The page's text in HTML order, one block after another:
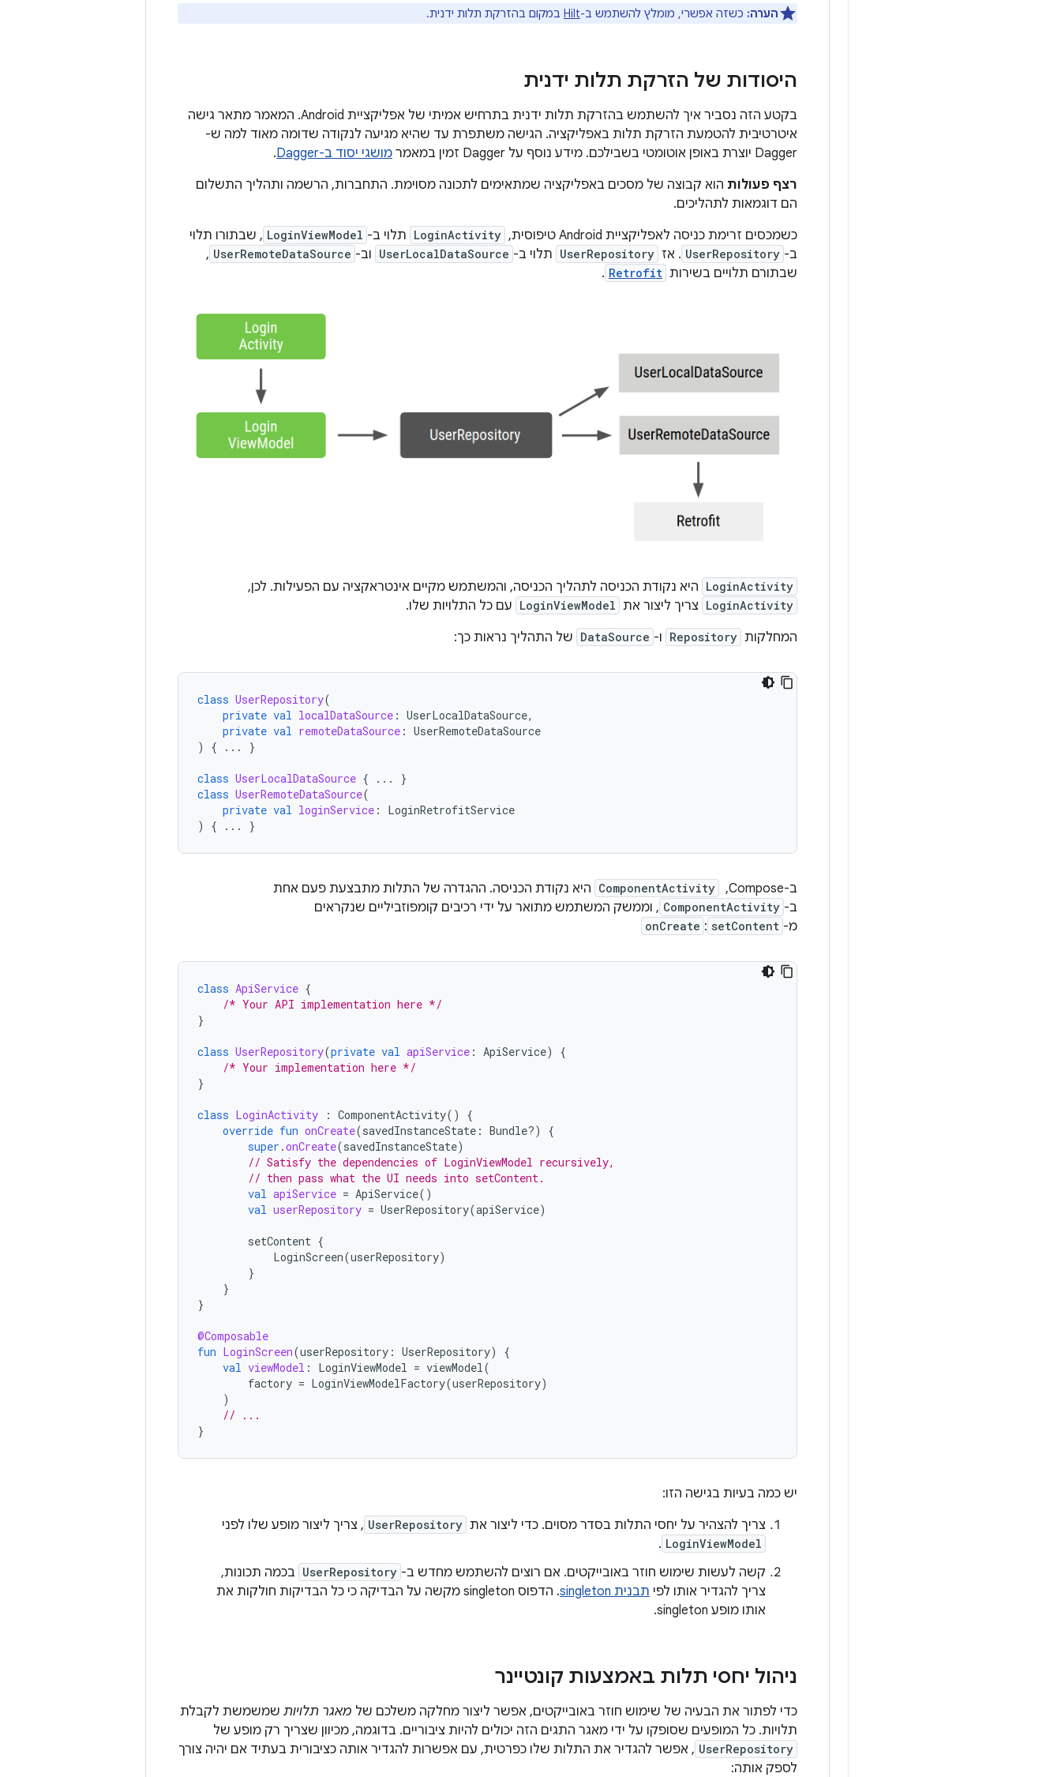
הערה: כשזה אפשרי, מומלץ להשתמש ב-Hilt במקום בהזרקת תלות ידנית.
היסודות של הזרקת תלות ידנית
בקטע הזה נסביר איך להשתמש בהזרקת תלות ידנית בתרחיש אמיתי של אפליקציית Android. המאמר מתאר גישה
איטרטיבית להטמעת הזרקת תלות באפליקציה. הגישה משתפרת עד שהיא מגיעה לנקודה שדומה מאוד למה ש-
Dagger יוצרת באופן אוטומטי בשבילכם. מידע נוסף על Dagger זמין במאמר
מושגי יסוד ב-Dagger
.
רצף פעולות הוא קבוצה של מסכים באפליקציה שמתאימים לתכונה מסוימת. התחברות, הרשמה ותהליך התשלום
הם דוגמאות לתהליכים.
כשמכסים זרימת כניסה לאפליקציית Android טיפוסית,
LoginActivity תלוי ב- LoginViewModel , שבתורו תלוי
ב- UserRepository . אז UserRepository תלוי ב- UserLocalDataSource וב- UserRemoteDataSource
,
שבתורם תלויים בשירות Retrofit
.
LoginActivity היא נקודת הכניסה לתהליך הכניסה, והמשתמש מקיים אינטראקציה עם הפעילות. לכן,
LoginActivity צריך ליצור את LoginViewModel עם כל התלויות שלו.
המחלקות Repository ו- DataSource של התהליך נראות כך:
class UserRepository(
private val localDataSource : UserLocalDataSource,
private val remoteDataSource : UserRemoteDataSource
)
{ ... }
class UserLocalDataSource { ...
}
class UserRemoteDataSource(
private val loginService :
LoginRetrofitService
)
{ ... }
ב-Compose, ‏ ComponentActivity היא נקודת הכניסה. ההגדרה של התלות מתבצעת פעם אחת
ב- ComponentActivity , וממשק המשתמש מתואר על ידי רכיבים קומפוזביליים שנקראים
מ- setContent
:
onCreate
class ApiService {
/* Your API implementation here */
}
class UserRepository(private val apiService : ApiService)
{
/* Your implementation here */
}
class LoginActivity : ComponentActivity()
{
override fun onCreate(savedInstanceState : Bundle?)
{
super .onCreate(savedInstanceState)
// Satisfy the dependencies of LoginViewModel recursively,
// then pass what the UI needs into setContent.
val apiService = ApiService()
val userRepository = UserRepository(apiService)
setContent {
LoginScreen(userRepository)
}
}
}
@Composable
fun LoginScreen(userRepository : UserRepository)
{
val viewModel : LoginViewModel = viewModel(
factory = LoginViewModelFactory(userRepository)
)
// ...
}
יש כמה בעיות בגישה הזו:
צריך להצהיר על יחסי התלות בסדר מסוים. כדי ליצור את UserRepository , צריך ליצור מופע שלו לפני
LoginViewModel
.
קשה לעשות שימוש חוזר באובייקטים. אם רוצים להשתמש מחדש ב- UserRepository בכמה תכונות,
צריך להגדיר אותו לפי תבנית singleton
. הדפוס singleton מקשה על הבדיקה כי כל הבדיקות חולקות את
אותו מופע singleton.
ניהול יחסי תלות באמצעות קונטיינר
כדי לפתור את הבעיה של שימוש חוזר באובייקטים, אפשר ליצור מחלקה משלכם של מאגר תלויות שמשמשת לקבלת
תלויות. כל המופעים שסופקו על ידי מאגר התגים הזה יכולים להיות ציבוריים. בדוגמה, מכיוון שצריך רק מופע של
UserRepository , אפשר להגדיר את התלות שלו כפרטית, עם אפשרות להגדיר אותה כציבורית בעתיד אם יהיה צורך
לספק אותה: